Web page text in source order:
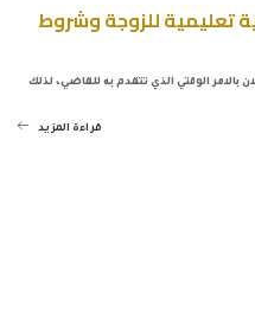
تعليمية للزوجة وشروط
الوقتي الذي تتقدم به للقاضي، لذلك
قراءة المزيد